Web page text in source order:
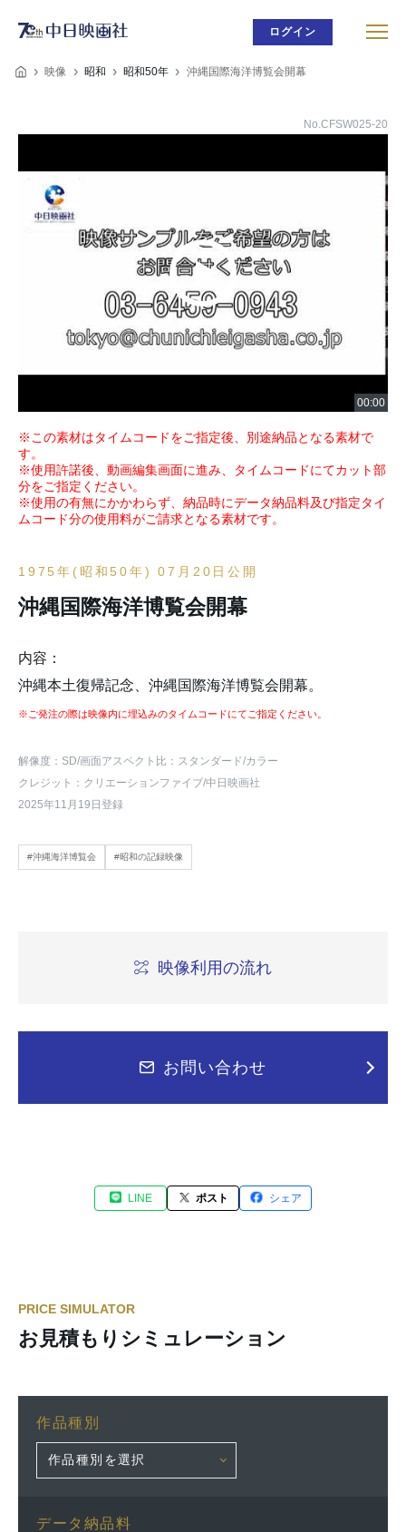
ログイン
映像 昭和 昭和50年 沖縄国際海洋博覧会開幕
No.CFSW025-20
※この素材はタイムコードをご指定後、別途納品となる素材で
す。
※使用許諾後、動画編集画面に進み、タイムコードにてカット部
分をご指定ください。
※使用の有無にかかわらず、納品時にデータ納品料及び指定タイ
ムコード分の使用料がご請求となる素材です。
1975年(昭和50年) 07月20日公開
沖縄国際海洋博覧会開幕
内容：
沖縄本土復帰記念、沖縄国際海洋博覧会開幕。
※ご発注の際は映像内に埋込みのタイムコードにてご指定ください。
解像度：SD/画面アスペクト比：スタンダード/カラー
クレジット：クリエーションファイブ/中日映画社
2025年11月19日登録
#沖縄海洋博覧会 #昭和の記録映像
映像利用の流れ
お問い合わせ
LINE ポスト シェア
PRICE SIMULATOR
お見積もりシミュレーション
作品種別
データ納品料